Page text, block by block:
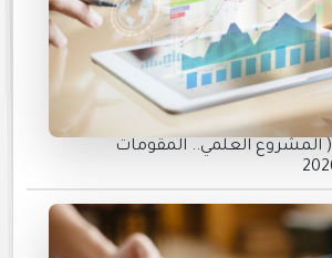
المشروع العلمي.. المقومات